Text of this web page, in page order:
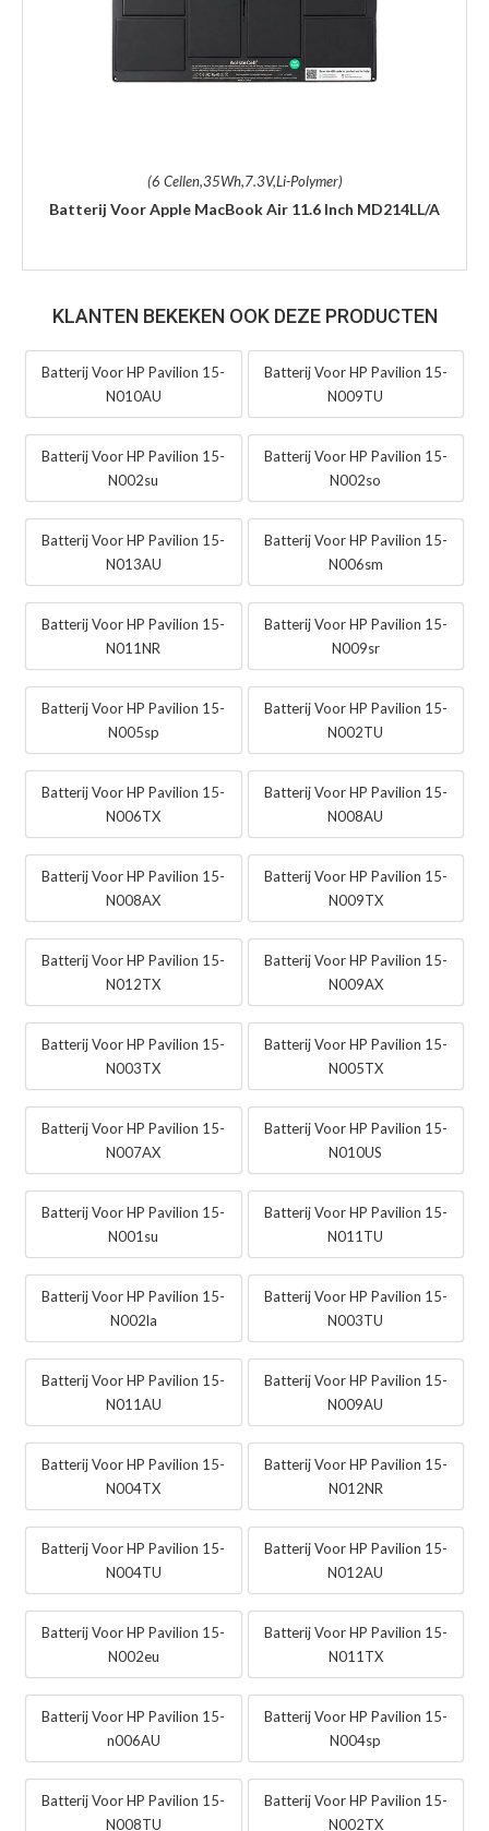
(6 Cellen,35Wh,7.3V,Li-Polymer)
Batterij Voor Apple MacBook Air 11.6 Inch MD214LL/A
KLANTEN BEKEKEN OOK DEZE PRODUCTEN
Batterij Voor HP Pavilion 15-
N010AU
Batterij Voor HP Pavilion 15-
N009TU
Batterij Voor HP Pavilion 15-
N002su
Batterij Voor HP Pavilion 15-
N002so
Batterij Voor HP Pavilion 15-
N013AU
Batterij Voor HP Pavilion 15-
N006sm
Batterij Voor HP Pavilion 15-
N011NR
Batterij Voor HP Pavilion 15-
N009sr
Batterij Voor HP Pavilion 15-
N005sp
Batterij Voor HP Pavilion 15-
N002TU
Batterij Voor HP Pavilion 15-
N006TX
Batterij Voor HP Pavilion 15-
N008AU
Batterij Voor HP Pavilion 15-
N008AX
Batterij Voor HP Pavilion 15-
N009TX
Batterij Voor HP Pavilion 15-
N012TX
Batterij Voor HP Pavilion 15-
N009AX
Batterij Voor HP Pavilion 15-
N003TX
Batterij Voor HP Pavilion 15-
N005TX
Batterij Voor HP Pavilion 15-
N007AX
Batterij Voor HP Pavilion 15-
N010US
Batterij Voor HP Pavilion 15-
N001su
Batterij Voor HP Pavilion 15-
N011TU
Batterij Voor HP Pavilion 15-
N002la
Batterij Voor HP Pavilion 15-
N003TU
Batterij Voor HP Pavilion 15-
N011AU
Batterij Voor HP Pavilion 15-
N009AU
Batterij Voor HP Pavilion 15-
N004TX
Batterij Voor HP Pavilion 15-
N012NR
Batterij Voor HP Pavilion 15-
N004TU
Batterij Voor HP Pavilion 15-
N012AU
Batterij Voor HP Pavilion 15-
N002eu
Batterij Voor HP Pavilion 15-
N011TX
Batterij Voor HP Pavilion 15-
n006AU
Batterij Voor HP Pavilion 15-
N004sp
Batterij Voor HP Pavilion 15-
N008TU
Batterij Voor HP Pavilion 15-
N002TX